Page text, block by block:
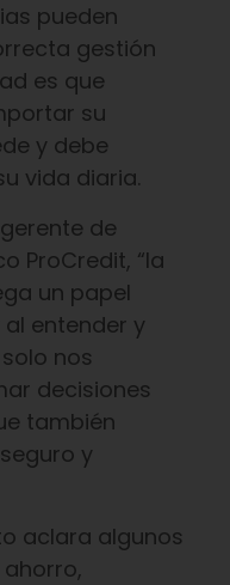
pueden
gestión
es que
su
y debe
vida diaria.
de
ProCredit, “la
un papel
entender y
nos
decisiones
también
y
aclara algunos